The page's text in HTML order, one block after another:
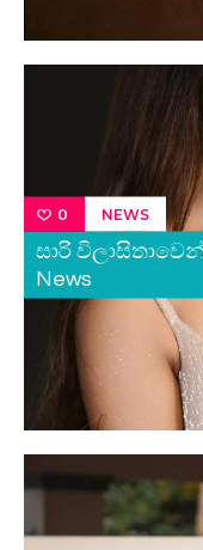
0 NEWS
සාරි විලාසිතාවෙන්
News